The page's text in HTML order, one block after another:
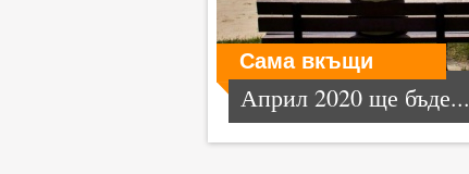
Сама вкъщи
Април 2020 ще бъде...